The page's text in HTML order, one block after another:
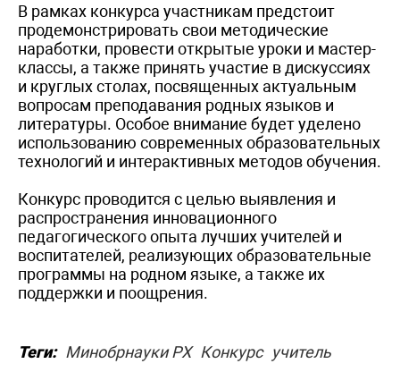
В рамках конкурса участникам предстоит
продемонстрировать свои методические
наработки, провести открытые уроки и мастер-
классы, а также принять участие в дискуссиях
и круглых столах, посвященных актуальным
вопросам преподавания родных языков и
литературы. Особое внимание будет уделено
использованию современных образовательных
технологий и интерактивных методов обучения.
Конкурс проводится с целью выявления и
распространения инновационного
педагогического опыта лучших учителей и
воспитателей, реализующих образовательные
программы на родном языке, а также их
поддержки и поощрения.
Теги: Минобрнауки РХ Конкурс учитель